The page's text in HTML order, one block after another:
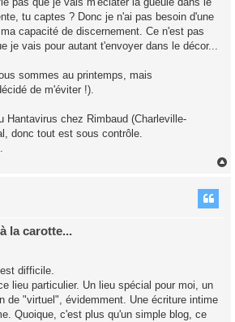
tu captes ? Donc je n'ai pas besoin d'une
capacité de discernement. Ce n'est pas
je vais pour autant t'envoyer dans le décor...
sommes au printemps, mais
de m'éviter !).
Hantavirus chez Rimbaud (Charleville-
donc tout est sous contrôle.
la carotte...
difficile.
lieu particulier. Un lieu spécial pour moi, un
de "virtuel", évidemment. Une écriture intime
Quoique, c'est plus qu'un simple blog, ce